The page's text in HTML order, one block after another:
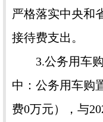
严格落实中央和
接待费支出。
3.公务用车购
中：公务用车购
费0万元），与